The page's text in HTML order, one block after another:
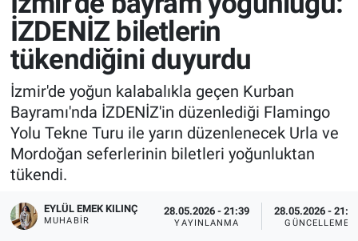
İZDENİZ biletlerin
tükendiğini duyurdu
İzmir'de yoğun kalabalıkla geçen Kurban
Bayramı'nda İZDENİZ'in düzenlediği Flamingo
Yolu Tekne Turu ile yarın düzenlenecek Urla ve
Mordoğan seferlerinin biletleri yoğunluktan
tükendi.
EYLÜL EMEK KILINÇ
MUHABIR
28.05.2026 - 21:39
YAYINLANMA
28.05.2026 -
GÜNCELLEME